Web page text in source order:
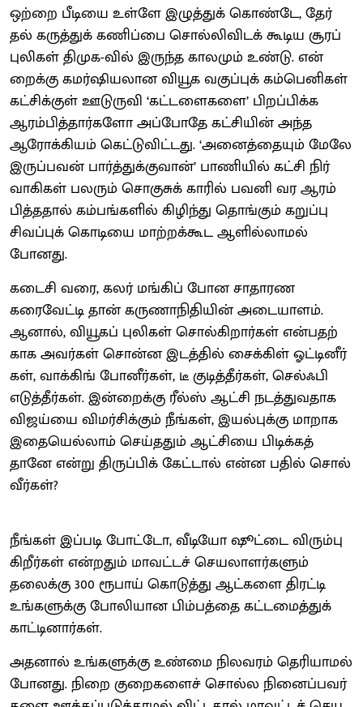
ஒற்றை பீடியை உள்ளே இழுத்​துக் கொண்​டே, தேர்​
தல் கருத்​துக் கணிப்பை சொல்​லி​விடக் கூடிய சூரப்​
புலிகள் திமுக-​வில் இருந்த கால​மும் உண்​டு. என்​
றைக்கு கமர்​ஷிய​லான வியூக வகுப்​புக் கம்​பெனிகள்
கட்​சிக்​குள் ஊடுருவி ‘கட்​டளை​களை’ பிறப்​பிக்க
ஆரம்​பித்​தார்​களோ அப்​போதே கட்​சி​யின் அந்த
ஆரோக்​கி​யம் கெட்​டு​விட்​டது. ‘அனைத்​தை​யும் மேலே
இருப்​பவன் பார்த்​துக்​கு​வான்’ பாணி​யில் கட்சி நிர்​
வாகி​கள் பலரும் சொகுசுக் காரில் பவனி வர ஆரம்​
பித்​த​தால் கம்​பங்​களில் கிழிந்து தொங்​கும் கறுப்பு
சிவப்​புக் கொடியை மாற்​றக்​கூட ஆளில்​லாமல்
போனது.
கடைசி வரை, கலர் மங்​கிப் போன சாதாரண
கரைவேட்டி தான் கருணாநி​தி​யின் அடை​யாளம்.
ஆனால், வியூகப் புலிகள் சொல்​கிறார்​கள் என்​ப​தற்​
காக அவர்​கள் சொன்ன இடத்​தில் சைக்​கிள் ஓட்​டினீர்​
கள், வாக்​கிங் போனீர்​கள், டீ குடித்​தீர்​கள், செல்ஃபி
எடுத்​தீர்​கள். இன்​றைக்கு ரீல்ஸ் ஆட்சி நடத்​து​வ​தாக
விஜய்யை விமர்​சிக்​கும் நீங்​கள், இயல்​புக்கு மாறாக
இதையெல்​லாம் செய்​ததும் ஆட்​சியை பிடிக்​கத்​
தானே என்று திருப்​பிக் கேட்​டால் என்ன பதில் சொல்​
வீர்​கள்?
நீங்​கள் இப்​படி போட்​டோ, வீடியோ ஷூட்டை விரும்​பு​
கிறீர்​கள் என்​றதும் மாவட்​டச் செய​லா​ளர்​களும்
தலைக்கு 300 ரூபாய் கொடுத்து ஆட்​களை திரட்டி
உங்​களுக்கு போலி​யான பிம்​பத்தை கட்​டமைத்​துக்
காட்​டி​னார்​கள்.
அதனால் உங்​களுக்கு உண்மை நில​வரம் தெரி​யாமல்
போனது. நிறை குறை​களைச் சொல்ல நினைப்​பவர்​